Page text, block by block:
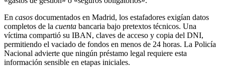
En casos documentados en Madrid, los estafadores exigían datos
completos de la cuenta bancaria bajo pretextos técnicos. Una
víctima compartió su IBAN, claves de acceso y copia del DNI,
permitiendo el vaciado de fondos en menos de 24 horas. La Policía
Nacional advierte que ningún préstamo legal requiere esta
información sensible en etapas iniciales.